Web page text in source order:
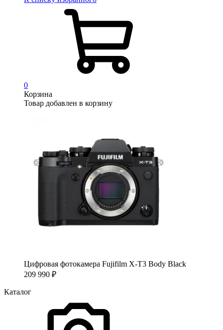
0
Корзина
Товар добавлен в корзину
Цифровая фотокамера Fujifilm X-T3 Body Black
209 990 ₽
Каталог